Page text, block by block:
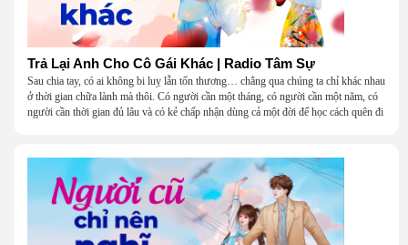
Trả Lại Anh Cho Cô Gái Khác | Radio Tâm Sự
Sau chia tay, có ai không bi luỵ lẫn tổn thương… chẳng qua chúng ta chỉ khác nhau
ở thời gian chữa lành mà thôi. Có người cần một tháng, có người cần một năm, có
người cần thời gian đủ lâu và có kẻ chấp nhận dùng cả một đời để học cách quên đi